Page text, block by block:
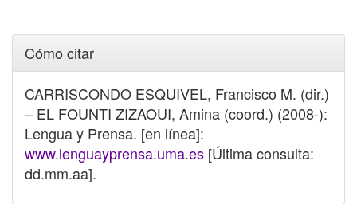
Cómo citar
CARRISCONDO ESQUIVEL, Francisco M. (dir.)
– EL FOUNTI ZIZAOUI, Amina (coord.) (2008-):
Lengua y Prensa. [en línea]:
www.lenguayprensa.uma.es [Última consulta:
dd.mm.aa].